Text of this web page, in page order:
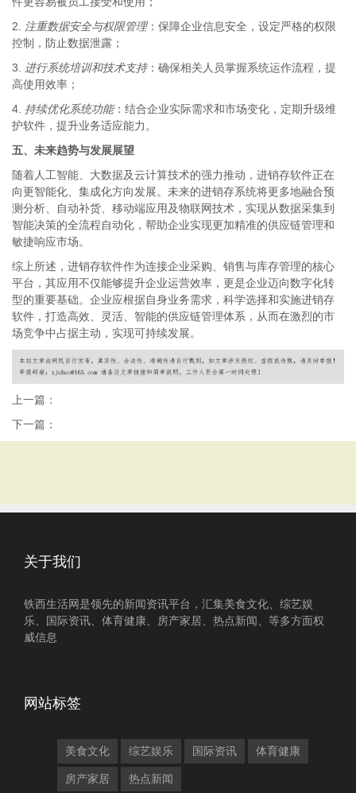
2.
注重数据安全与权限管理：保障企业信息安全，设定严格的权限
控制，防止数据泄露；
3. 进行系统培训和技术支持：确保相关人员掌握系统运作流程，提
高使用效率；
4. 持续优化系统功能：结合企业实际需求和市场变化，定期升级维
护软件，提升业务适应能力。
五、未来趋势与发展展望
随着人工智能、大数据及云计算技术的强力推动，进销存软件正在
向更智能化、集成化方向发展。未来的进销存系统将更多地融合预
测分析、自动补货、移动端应用及物联网技术，实现从数据采集到
智能决策的全流程自动化，帮助企业实现更加精准的供应链管理和
敏捷响应市场。
综上所述，进销存软件作为连接企业采购、销售与库存管理的核心
平台，其应用不仅能够提升企业运营效率，更是企业迈向数字化转
型的重要基础。企业应根据自身业务需求，科学选择和实施进销存
软件，打造高效、灵活、智能的供应链管理体系，从而在激烈的市
场竞争中占据主动，实现可持续发展。
上一篇：
下一篇：
关于我们
铁西生活网是领先的新闻资讯平台，汇集美食文化、综艺娱
乐、国际资讯、体育健康、房产家居、热点新闻、等多方面权
威信息
网站标签
美食文化 综艺娱乐 国际资讯 体育健康
房产家居 热点新闻